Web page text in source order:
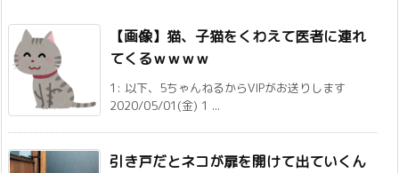
【画像】猫、子猫をくわえて医者に連れ
てくるｗｗｗｗ
1: 以下、5ちゃんねるからVIPがお送りします
2020/05/01(金) 1 ...
引き戸だとネコが扉を開けて出ていくん